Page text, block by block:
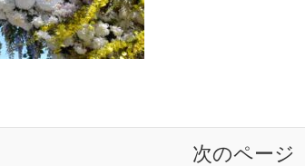
次のページ